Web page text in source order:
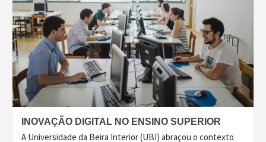
INOVAÇÃO DIGITAL NO ENSINO SUPERIOR
A Universidade da Beira Interior (UBI) abraçou o contexto